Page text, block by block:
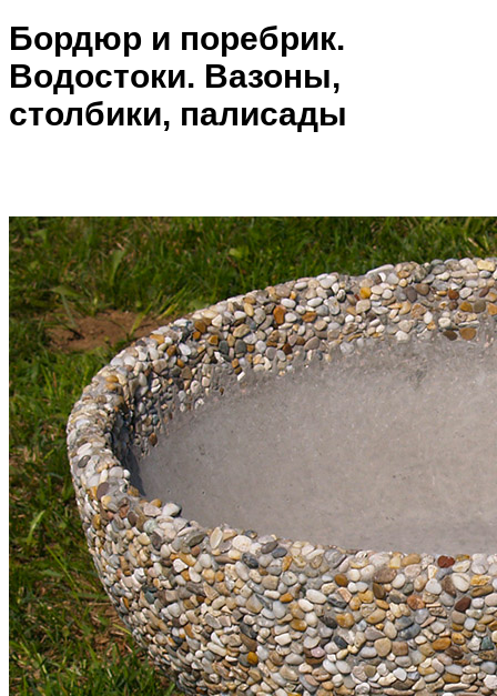
Бордюр и поребрик.
Водостоки. Вазоны,
столбики, палисады